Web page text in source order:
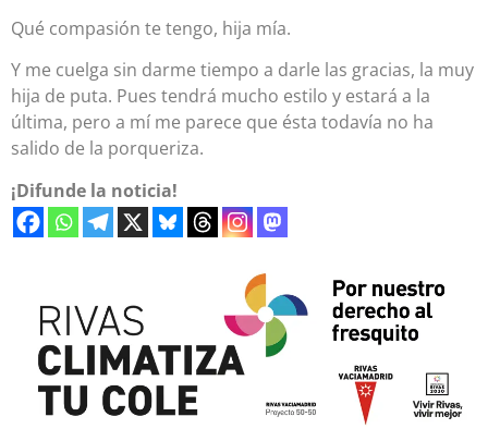
Qué compasión te tengo, hija mía.
Y me cuelga sin darme tiempo a darle las gracias, la muy
hija de puta. Pues tendrá mucho estilo y estará a la
última, pero a mí me parece que ésta todavía no ha
salido de la porqueriza.
¡Difunde la noticia!